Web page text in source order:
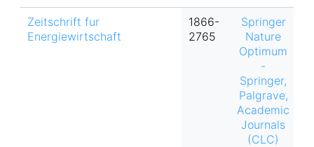
Zeitschrift fur
Energiewirtschaft
1866-
2765
Springer
Nature
Optimum
-
Springer,
Palgrave,
Academic
Journals
(CLC)